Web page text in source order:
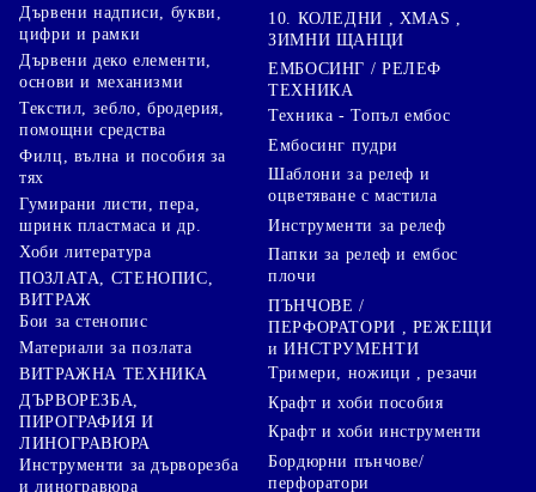
Дървени надписи, букви,
цифри и рамки
Дървени деко елементи,
основи и механизми
Текстил, зебло, бродерия,
помощни средства
Филц, вълна и пособия за
тях
Гумирани листи, пера,
шринк пластмаса и др.
Хоби литература
ПОЗЛАТА, СТЕНОПИС,
ВИТРАЖ
Бои за стенопис
Материали за позлата
ВИТРАЖНА ТЕХНИКА
ДЪРВОРЕЗБА,
ПИРОГРАФИЯ И
ЛИНОГРАВЮРА
Инструменти за дърворезба
и линогравюра
10. КОЛЕДНИ , XMAS ,
ЗИМНИ ЩАНЦИ
ЕМБОСИНГ / РЕЛЕФ
ТЕХНИКА
Техника - Топъл ембос
Ембосинг пудри
Шаблони за релеф и
оцветяване с мастила
Инструменти за релеф
Папки за релеф и ембос
плочи
ПЪНЧОВЕ /
ПЕРФОРАТОРИ , РЕЖЕЩИ
и ИНСТРУМЕНТИ
Тримери, ножици , резачи
Крафт и хоби пособия
Крафт и хоби инструменти
Бордюрни пънчове/
перфоратори